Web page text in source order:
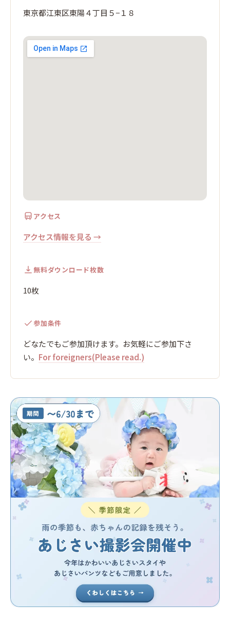
東京都江東区東陽４丁目５−１８
アクセス
アクセス情報を見る →
無料ダウンロード枚数
10枚
参加条件
どなたでもご参加頂けます。お気軽にご参加下さ
い。 For foreigners(Please read.)